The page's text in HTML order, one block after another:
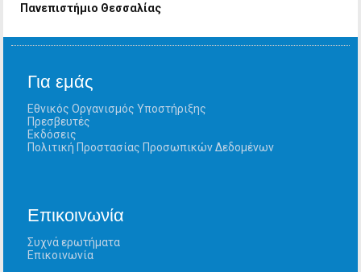
Πανεπιστήμιο Θεσσαλίας
Για εμάς
Εθνικός Οργανισμός Υποστήριξης
Πρεσβευτές
Εκδόσεις
Πολιτική Προστασίας Προσωπικών Δεδομένων
Επικοινωνία
Συχνά ερωτήματα
Επικοινωνία